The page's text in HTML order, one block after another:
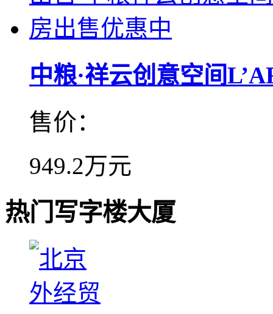
中粮·祥云创意空间
售价：
949.2万元
热门写字楼大厦